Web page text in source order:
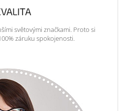
světovými značkami. Proto si
záruku spokojenosti.